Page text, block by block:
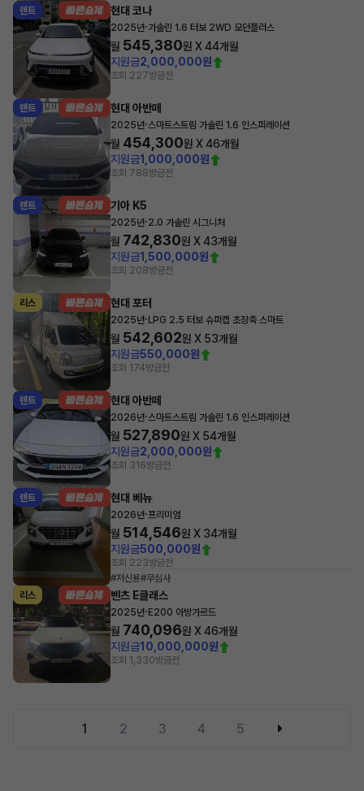
렌트 현대 코나
2025년·가솔린 1.6 터보 2WD 모던플러스
월 545,380원 X44개월
지원금2,000,000원
조회 227방금전
렌트 현대 아반떼
2025년·스마트스트림 가솔린 1.6 인스퍼레이션
월 454,300원 X46개월
지원금1,000,000원
조회 788방금전
렌트 기아 K5
2025년·2.0 가솔린 시그니처
월 742,830원 X43개월
지원금1,500,000원
조회 208방금전
리스 현대 포터
2025년· LPG 2.5 터보 슈퍼캡 초장축 스마트
월 542,602원 X 53개월
지원금550,000원
조회 174방금전
렌트 현대 아반떼
2026년·스마트스트림 가솔린 1.6 인스퍼레이션
월 527,890원 X 54개월
지원금2,000,000원
조회 316방금전
렌트 현대 베뉴
2026년·프리미엄
월 514,546원 X 34개월
지원금500,000원
조회 223방금전
#저신용#무심사
리스
벤츠 E클래스
2025년· E200 아방가르드
월 740,096원 X46개월
지원금10,000,000원
조회 1,330방금전
1 2 3 4 5